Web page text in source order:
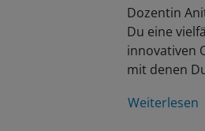
Dozentin
Du eine
innovativen
mit denen
Weiterlesen